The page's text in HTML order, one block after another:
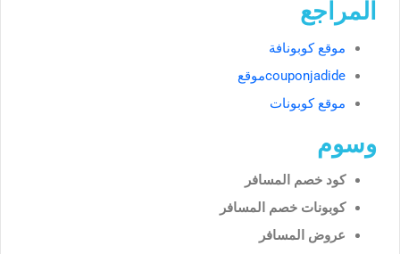
المراجع
موقع كوبونافة
couponjadideموقع
موقع كوبونات
وسوم
كود خصم المسافر
كوبونات خصم المسافر
عروض المسافر